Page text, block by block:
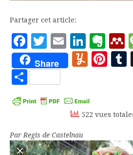
Partager cet article:
Facebook
Twitter
Email
Share
Partager
522 vues
Par Regis de Castelnau